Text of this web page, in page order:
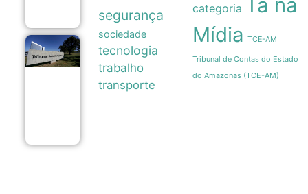
TSE institui
grupo de
assessoramento
para vigiar IA e
fake news nas
segurança
sociedade
tecnologia
trabalho
transporte
categoria Ta na
Mídia TCE-AM
Tribunal de Contas do Estado
do Amazonas (TCE-AM)